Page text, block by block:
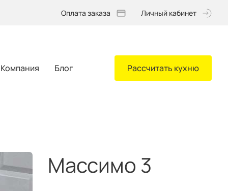
Оплата заказа Личный кабинет
Компания Блог Рассчитать кухню
Массимо 3